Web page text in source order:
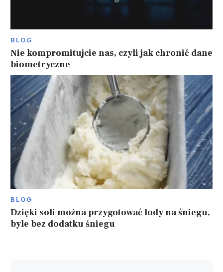
BLOG
Nie kompromitujcie nas, czyli jak chronić dane
biometryczne
BLOG
Dzięki soli można przygotować lody na śniegu,
byle bez dodatku śniegu